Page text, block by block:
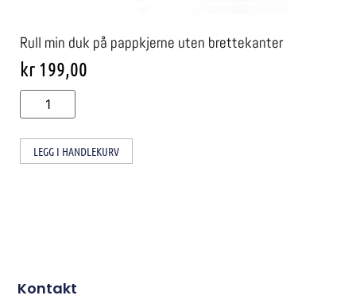
Rull min duk på pappkjerne uten brettekanter
kr 199,00
LEGG I HANDLEKURV
Kontakt